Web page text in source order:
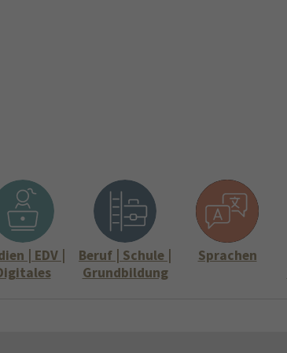
| EDV |
Beruf | Schule |
Grundbildung
Sprachen